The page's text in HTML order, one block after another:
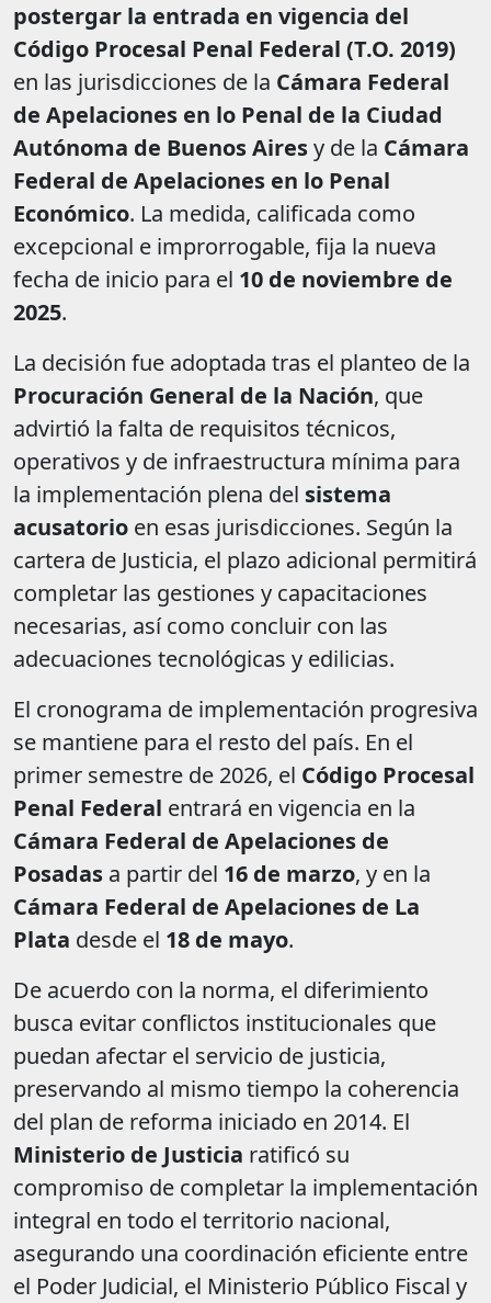
postergar la entrada en vigencia del
Código Procesal Penal Federal (T.O. 2019)
en las jurisdicciones de la Cámara Federal
de Apelaciones en lo Penal de la Ciudad
Autónoma de Buenos Airesy de la Cámara
Federal de Apelaciones en lo Penal
Económico. La medida, calificada como
excepcional e improrrogable, fija la nueva
fecha de inicio para el 10 de noviembre de
2025.
La decisión fue adoptada tras el planteo de la
Procuración General de la Nación, que
advirtió la falta de requisitos técnicos,
operativos y de infraestructura mínima para
la implementación plena del sistema
acusatorio en esas jurisdicciones. Según la
cartera de Justicia, el plazo adicional permitirá
completar las gestiones y capacitaciones
necesarias, así como concluir con las
adecuaciones tecnológicas y edilicias.
El cronograma de implementación progresiva
se mantiene para el resto del país. En el
primer semestre de 2026, el Código Procesal
Penal Federal entrará en vigencia en la
Cámara Federal de Apelaciones de
Posadas a partir del 16 de marzo, y en la
Cámara Federal de Apelaciones de La
Plata desde el 18 de mayo.
De acuerdo con la norma, el diferimiento
busca evitar conflictos institucionales que
puedan afectar el servicio de justicia,
preservando al mismo tiempo la coherencia
del plan de reforma iniciado en 2014. El
Ministerio de Justicia ratificó su
compromiso de completar la implementación
integral en todo el territorio nacional,
asegurando una coordinación eficiente entre
el Poder Judicial, el Ministerio Público Fiscal y